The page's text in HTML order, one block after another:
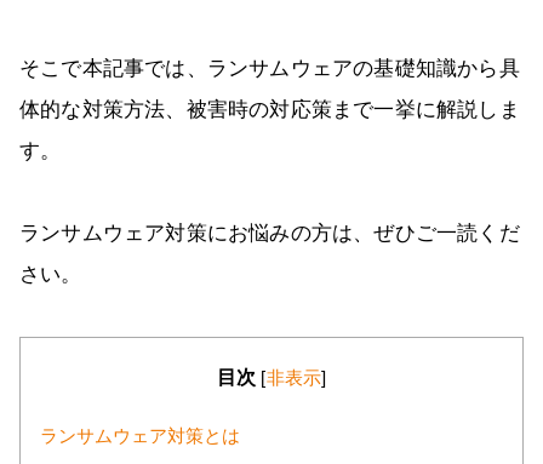
そこで本記事では、ランサムウェアの基礎知識から具
体的な対策方法、被害時の対応策まで一挙に解説しま
す。
ランサムウェア対策にお悩みの方は、ぜひご一読くだ
さい。
目次 [非表示]
ランサムウェア対策とは